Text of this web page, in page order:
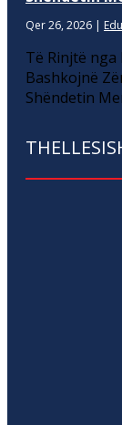
Qer 26, 2026 |
Të Rinjtë nga
Bashkojnë
Shëndetin